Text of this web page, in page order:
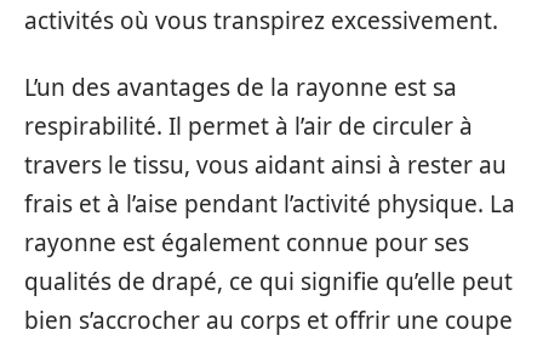
activités où vous transpirez excessivement.
L’un des avantages de la rayonne est sa
respirabilité. Il permet à l’air de circuler à
travers le tissu, vous aidant ainsi à rester au
frais et à l’aise pendant l’activité physique. La
rayonne est également connue pour ses
qualités de drapé, ce qui signifie qu’elle peut
bien s’accrocher au corps et offrir une coupe